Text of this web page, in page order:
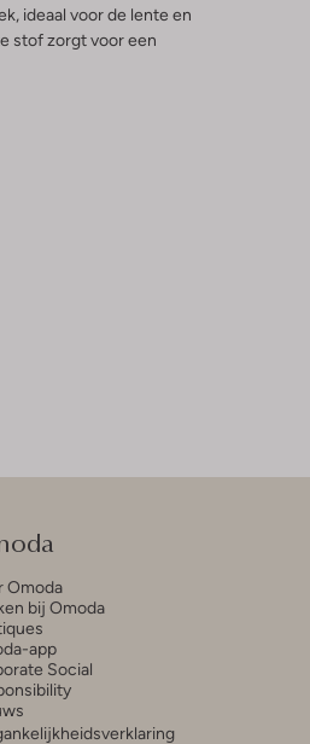
ideaal voor de lente en
stof zorgt voor een
combineren is met
Omoda
bij Omoda
app
Social